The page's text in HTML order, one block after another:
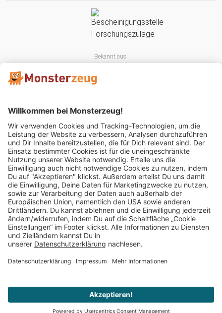
Bekannt aus:
Mitglied im:
Impressum AGB Widerrufsbelehrung
Vertrag widerrufen